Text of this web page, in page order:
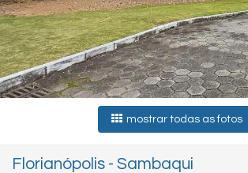
mostrar todas as fotos
Florianópolis - Sambaqui